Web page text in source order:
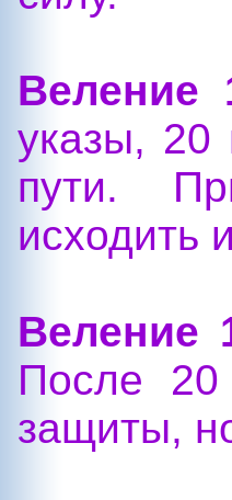
Веление
указы,
пути.
исходить
Веление
После
защиты,